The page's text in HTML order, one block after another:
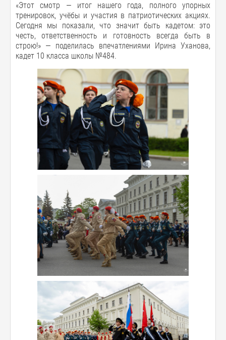
«Этот смотр — итог нашего года, полного упорных
тренировок, учёбы и участия в патриотических акциях.
Сегодня мы показали, что значит быть кадетом: это
честь, ответственность и готовность всегда быть в
строю!» — поделилась впечатлениями Ирина Уханова,
кадет 10 класса школы №484.